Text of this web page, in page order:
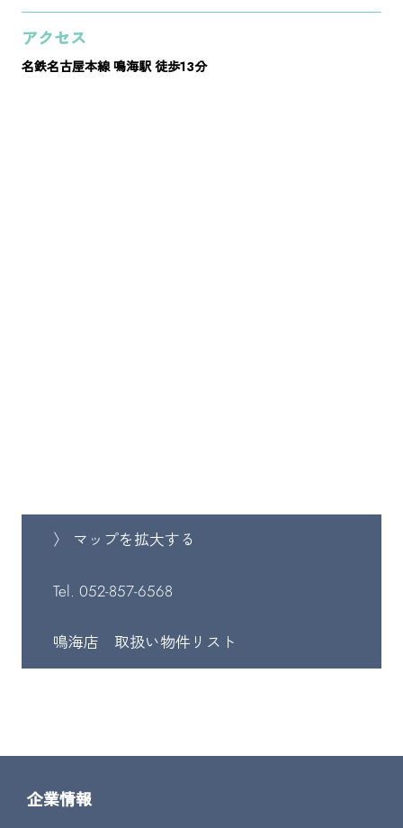
アクセス
名鉄名古屋本線 鳴海駅 徒歩13分
〉 マップを拡大する
Tel. 052-857-6568
鳴海店 取扱い物件リスト
企業情報